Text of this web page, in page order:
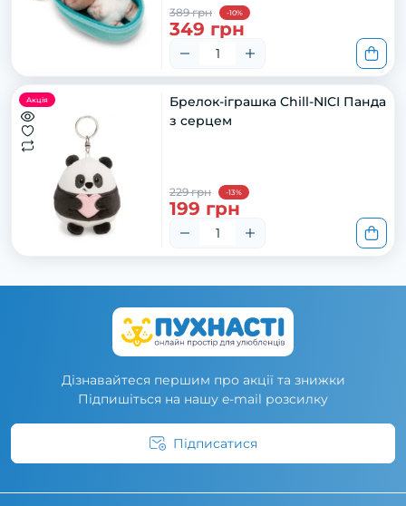
389 грн -10%
349 грн
Акція
Брелок-іграшка Chill-NICI Панда
з серцем
229 грн -13%
199 грн
Дізнавайтеся першим про акції та знижки
Підпишіться на нашу e-mail розсилку
Підписатися